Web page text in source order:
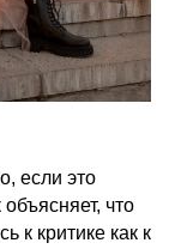
если это
что
к критике как к